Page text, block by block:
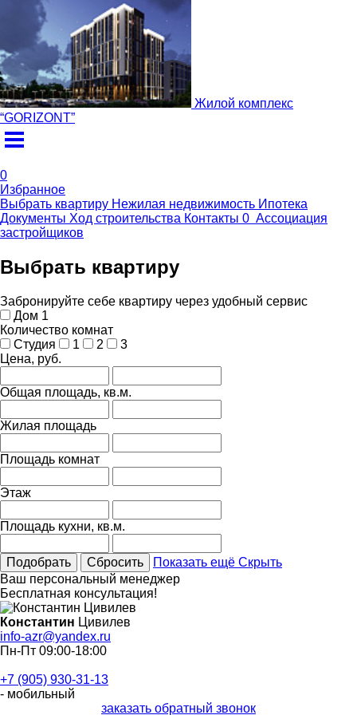
Жилой комплекс
“GORIZONT”
0
Избранное
Выбрать квартиру Нежилая недвижимость Ипотека
Документы Ход строительства Контакты 0 Ассоциация
застройщиков
Выбрать квартиру
Забронируйте себе квартиру через удобный сервис
Дом 1
Количество комнат
Студия
1 2
3
Цена, руб.
Общая площадь, кв.м.
Жилая площадь
Площадь комнат
Этаж
Площадь кухни, кв.м.
Подобрать Сбросить Показать ещё Скрыть
Ваш персональный менеджер
Бесплатная консультация!
Константин Цивилев
info-azr@yandex.ru
Пн-Пт 09:00-18:00
+7 (905) 930-31-13
- мобильный
заказать обратный звонок